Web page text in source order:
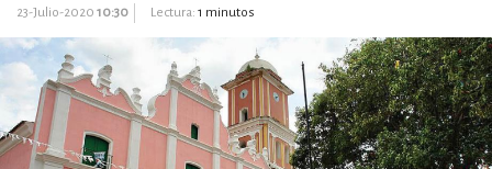
23-Julio-2020 10:30 Lectura: 1 minutos